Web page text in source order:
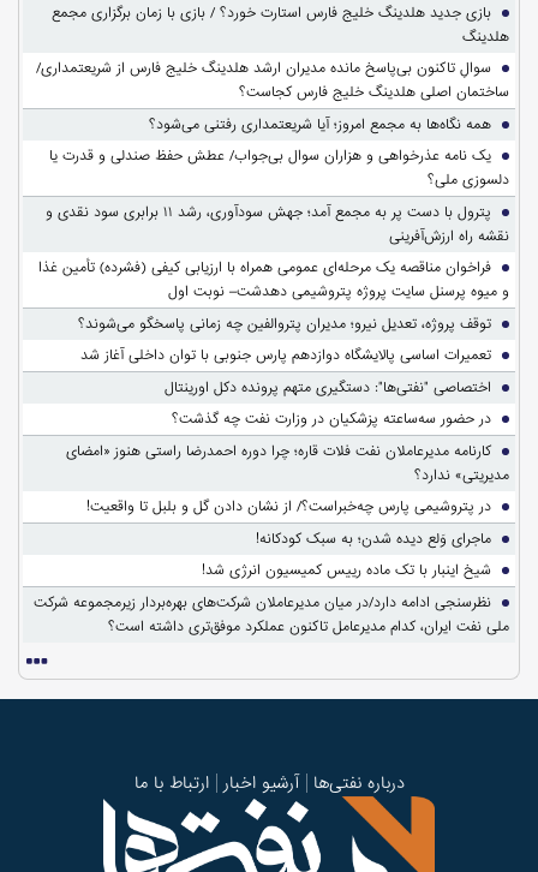
بازی جدید هلدینگ خلیج فارس استارت خورد؟ / بازی با زمان برگزاری مجمع
هلدینگ
سوالِ تاکنون بی‌پاسخ مانده مدیران ارشد هلدینگ خلیج فارس از شریعتمداری/
ساختمان اصلی هلدینگ خلیج فارس کجاست؟
همه نگاه‌ها به مجمع امروز؛ آیا شریعتمداری رفتنی می‌شود؟
یک نامه عذرخواهی و هزاران سوال بی‌جواب/ عطش حفظ صندلی و قدرت یا
دلسوزی ملی؟
پترول با دست پر به مجمع آمد؛ جهش سودآوری، رشد ۱۱ برابری سود نقدی و
نقشه راه ارزش‌آفرینی
فراخوان مناقصه یک مرحله‌ای عمومی همراه با ارزیابی کیفی (فشرده) تأمین غذا
و میوه پرسنل سایت پروژه پتروشیمی دهدشت– نوبت اول
توقف پروژه، تعدیل نیرو؛ مدیران پتروالفین چه زمانی پاسخگو می‌شوند؟
تعمیرات اساسی پالایشگاه دوازدهم پارس جنوبی با توان داخلی آغاز شد
اختصاصی "نفتی‌ها": دستگیری متهم پرونده دکل اورینتال
در حضور سه‌ساعته پزشکیان در وزارت نفت چه گذشت؟
کارنامه مدیرعاملان نفت فلات قاره؛ چرا دوره احمدرضا راستی هنوز «امضای
مدیریتی» ندارد؟
در پتروشیمی پارس چه‌خبراست؟/ از نشان دادن گل و بلبل تا واقعیت!
ماجرای وَلع دیده شدن؛ به سبک کودکانه!
شیخ اینبار با تک ماده رییس کمیسیون انرژی شد!
نظرسنجی ادامه دارد/در میان مدیرعاملان شرکت‌های بهره‌بردار زیرمجموعه شرکت
ملی نفت ایران، کدام مدیرعامل تاکنون عملکرد موفق‌تری داشته است؟
درباره نفتی‌ها آرشیو اخبار ارتباط با ما